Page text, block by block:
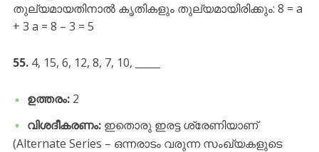
തുല്യമായതിനാൽ കൃതികളും തുല്യമായിരിക്കും: 8 = a
+ 3 a = 8 – 3 = 5
55.4, 15, 6, 12, 8, 7, 10, _____
ഉത്തരം:2
വിശദീകരണം:ഇതൊരു ഇരട്ട ശ്രേണിയാണ്
(Alternate Series – ഒന്നരാടം വരുന്ന സംഖ്യകളുടെ